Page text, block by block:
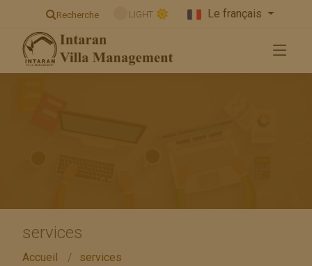
Recherche LIGHT Le français
services
Accueil services